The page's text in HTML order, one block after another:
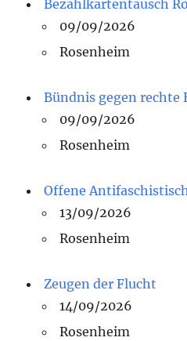
Bezahlkartentausch
09/09/2026
Rosenheim
Bündnis gegen rechte
09/09/2026
Rosenheim
Offene
13/09/2026
Rosenheim
Zeugen der Flucht
14/09/2026
Rosenheim